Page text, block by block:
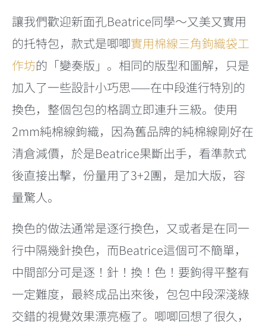
讓我們歡迎新面孔Beatrice同學～又美又實用
的托特包，款式是唧唧實用棉線三角鉤織袋工
作坊的「變奏版」。相同的版型和圖解，只是
加入了一些設計小巧思——在中段進行特別的
換色，整個包包的格調立即連升三級。使用
2mm純棉線鉤織，因為舊品牌的純棉線剛好在
清倉減價，於是Beatrice果斷出手，看準款式
後直接出擊，份量用了3+2團，是加大版，容
量驚人。
換色的做法通常是逐行換色，又或者是在同一
行中隔幾針換色，而Beatrice這個可不簡單，
中間部分可是逐！針！換！色！要鉤得平整有
一定難度，最終成品出來後，包包中段深淺綠
交錯的視覺效果漂亮極了。唧唧回想了很久，